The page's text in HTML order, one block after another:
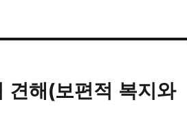
견해(보편적 복지와